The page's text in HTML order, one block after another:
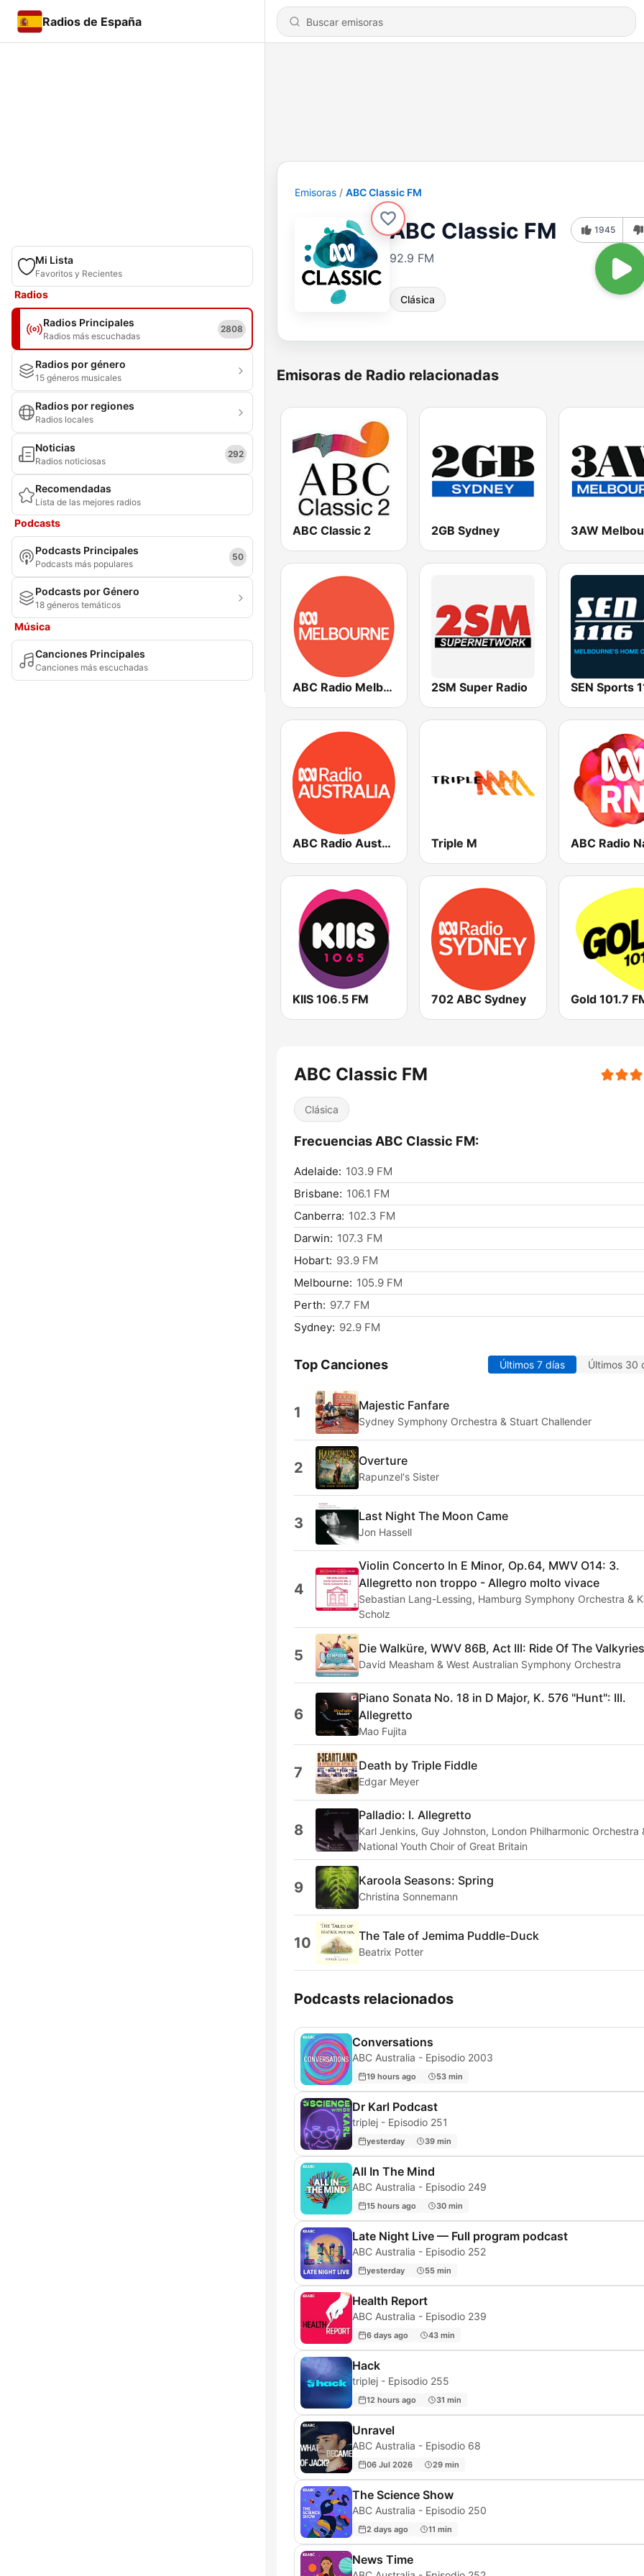
Radios de España
Mi Lista
Favoritos y Recientes
Radios
Radios Principales
Radios más escuchadas
2808
Radios por género
15 géneros musicales
Radios por regiones
Radios locales
Noticias
Radios noticiosas
292
Recomendadas
Lista de las mejores radios
Podcasts
Podcasts Principales
Podcasts más populares
50
Podcasts por Género
18 géneros temáticos
Música
Canciones Principales
Canciones más escuchadas
Emisoras ABC Classic FM
ABC Classic FM
92.9 FM
Clásica
1945
Emisoras de Radio relacionadas
ABC Classic 2 2GB Sydney 3AW
ABC Radio Melbourne 2SM Super Radio
ABC Radio Australia Triple M
KIIS 106.5 FM 702 ABC Sydney Gold 101.7
ABC Classic FM
Clásica
Frecuencias ABC Classic FM:
Adelaide: 103.9 FM
Brisbane: 106.1 FM
Canberra: 102.3 FM
Darwin: 107.3 FM
Hobart: 93.9 FM
Melbourne: 105.9 FM
Perth: 97.7 FM
Sydney: 92.9 FM
Top Canciones Últimos 7 días Últimos 30
1 Majestic Fanfare
Sydney Symphony Orchestra & Stuart Challender
2 Overture
Rapunzel's Sister
3 Last Night The Moon Came
Jon Hassell
4
Violin Concerto In E Minor, Op.64, MWV O14: 3.
Allegretto non troppo - Allegro molto vivace
Sebastian Lang-Lessing, Hamburg Symphony Orchestra &
Scholz
5 Die Walküre, WWV 86B, Act III: Ride Of The Valkyries
David Measham & West Australian Symphony Orchestra
6
Piano Sonata No. 18 in D Major, K. 576 "Hunt": III.
Allegretto
Mao Fujita
7 Death by Triple Fiddle
Edgar Meyer
8
Palladio: I. Allegretto
Karl Jenkins, Guy Johnston, London Philharmonic Orchestra
National Youth Choir of Great Britain
9 Karoola Seasons: Spring
Christina Sonnemann
10 The Tale of Jemima Puddle-Duck
Beatrix Potter
Podcasts relacionados
Conversations
ABC Australia - Episodio 2003
19 hours ago 53 min
Dr Karl Podcast
triplej - Episodio 251
yesterday 39 min
All In The Mind
ABC Australia - Episodio 249
15 hours ago 30 min
Late Night Live — Full program podcast
ABC Australia - Episodio 252
yesterday 55 min
Health Report
ABC Australia - Episodio 239
6 days ago 43 min
Hack
triplej - Episodio 255
12 hours ago 31 min
Unravel
ABC Australia - Episodio 68
06 Jul 2026 29 min
The Science Show
ABC Australia - Episodio 250
2 days ago 11 min
News Time